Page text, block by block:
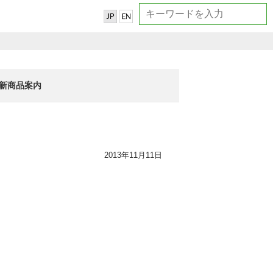
新商品案内
2013年11月11日